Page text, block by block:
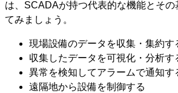
は、SCADAが持つ代表的な機能とそ
てみましょう。
現場設備のデータを収集・集約す
収集したデータを可視化・分析す
異常を検知してアラームで通知す
遠隔地から設備を制御する